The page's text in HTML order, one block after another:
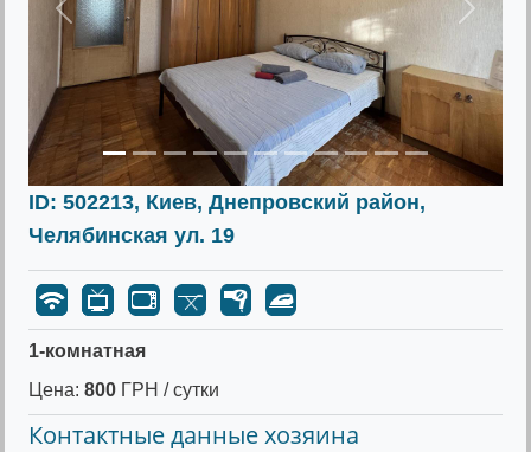
Предыдущее
ID: 502213, Киев, Днепровский район,
Челябинская ул. 19
1-комнатная
Цена: 800 ГРН / сутки
Контактные данные хозяина